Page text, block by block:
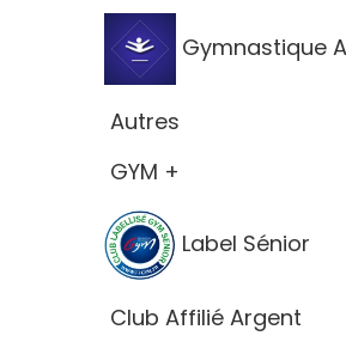
Gymnastique
Autres
GYM +
Label Sénior
Club Affilié Argent